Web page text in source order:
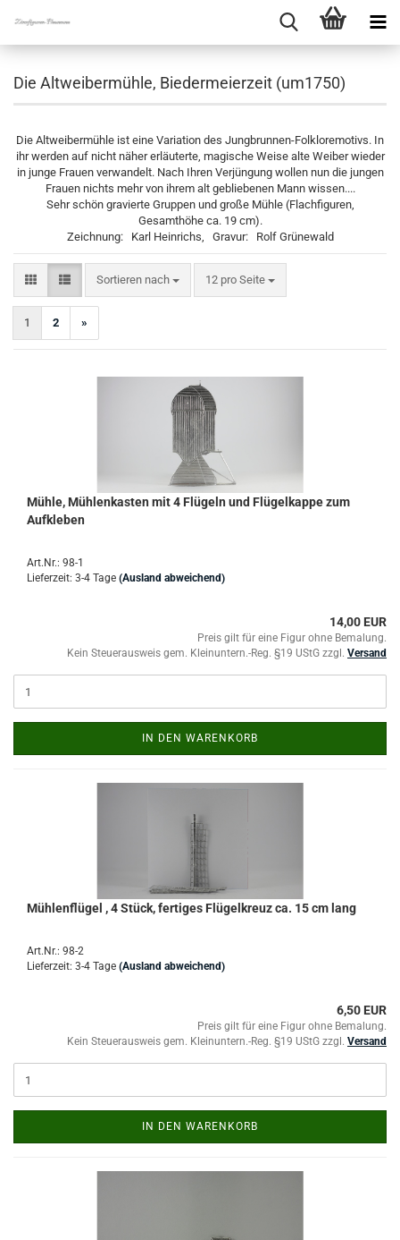
Die Altweibermühle, Biedermeierzeit (um1750)
Die Altweibermühle ist eine Variation des Jungbrunnen-Folkloremotivs. In
ihr werden auf nicht näher erläuterte, magische Weise alte Weiber wieder
in junge Frauen verwandelt. Nach Ihren Verjüngung wollen nun die jungen
Frauen nichts mehr von ihrem alt gebliebenen Mann wissen....
Sehr schön gravierte Gruppen und große Mühle (Flachfiguren,
Gesamthöhe ca. 19 cm).
Zeichnung: Karl Heinrichs, Gravur: Rolf Grünewald
Sortieren nach
Sortieren nach 12 pro Seite
pro Seite
1 2 »
Mühle, Mühlenkasten mit 4 Flügeln und Flügelkappe zum
Aufkleben
Art.Nr.: 98-1
Lieferzeit: 3-4 Tage (Ausland abweichend)
14,00 EUR
Preis gilt für eine Figur ohne Bemalung.
Kein Steuerausweis gem. Kleinuntern.-Reg. §19 UStG zzgl. Versand
IN DEN WARENKORB
Mühlenflügel , 4 Stück, fertiges Flügelkreuz ca. 15 cm lang
Art.Nr.: 98-2
Lieferzeit: 3-4 Tage (Ausland abweichend)
6,50 EUR
Preis gilt für eine Figur ohne Bemalung.
Kein Steuerausweis gem. Kleinuntern.-Reg. §19 UStG zzgl. Versand
IN DEN WARENKORB